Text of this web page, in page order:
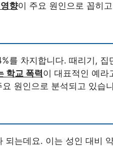
향이 주요 원인으로 꼽히
를 차지합니다. 때리기,
학교 폭력이 대표적인 예라
원인으로 분석되고 있습
되는데요. 이는 성인 대비